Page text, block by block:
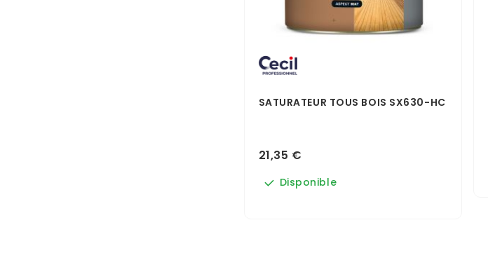
SATURATEUR TOUS BOIS SX630-HC
21,35 €
Disponible